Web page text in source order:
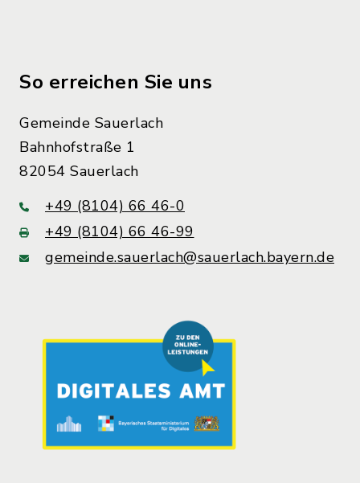
So erreichen Sie uns
Gemeinde Sauerlach
Bahnhofstraße 1
82054 Sauerlach
+49 (8104) 66 46-0
+49 (8104) 66 46-99
gemeinde.sauerlach@sauerlach.bayern.de